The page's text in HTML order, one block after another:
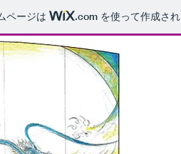
ページは .com を使って作成さ